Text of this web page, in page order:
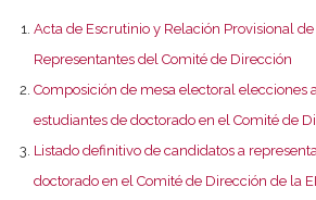
Acta de Escrutinio y Relación Provisional
Representantes del Comité de Dirección
Composición de mesa electoral elecciones
estudiantes de doctorado en el Comité de
Listado definitivo de candidatos a
doctorado en el Comité de Dirección de la